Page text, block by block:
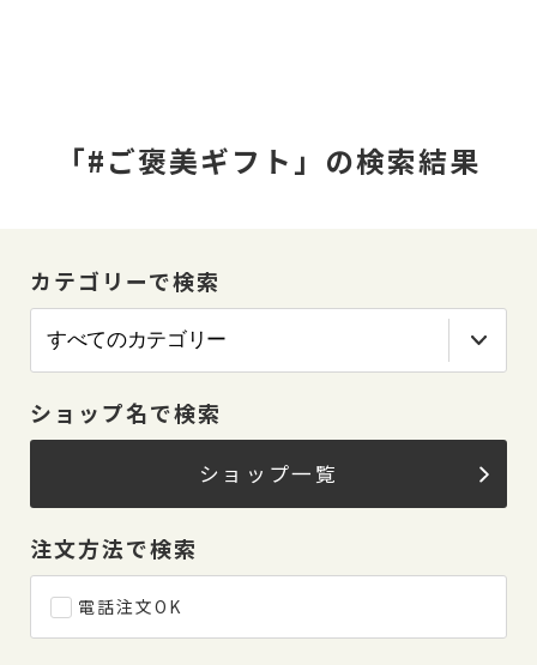
「#ご褒美ギフト」の検索結果
カテゴリーで検索
ショップ名で検索
ショップ一覧
注文方法で検索
電話注文OK